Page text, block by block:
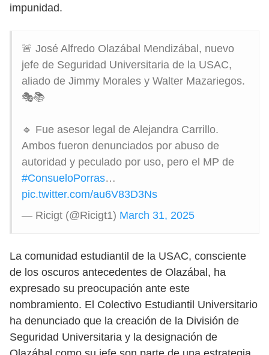
impunidad.
🚨 José Alfredo Olazábal Mendizábal, nuevo
jefe de Seguridad Universitaria de la USAC,
aliado de Jimmy Morales y Walter Mazariegos.
🎭📚
🔹 Fue asesor legal de Alejandra Carrillo.
Ambos fueron denunciados por abuso de
autoridad y peculado por uso, pero el MP de
#ConsueloPorras…
pic.twitter.com/au6V83D3Ns
— Ricigt (@Ricigt1) March 31, 2025
La comunidad estudiantil de la USAC, consciente
de los oscuros antecedentes de Olazábal, ha
expresado su preocupación ante este
nombramiento. El Colectivo Estudiantil Universitario
ha denunciado que la creación de la División de
Seguridad Universitaria y la designación de